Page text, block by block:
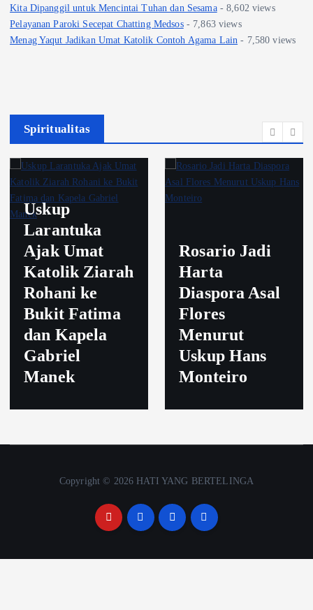
Kita Dipanggil untuk Mencintai Tuhan dan Sesama- 8,602 views
Pelayanan Paroki Secepat Chatting Medsos- 7,863 views
Menag Yaqut Jadikan Umat Katolik Contoh Agama Lain - 7,580 views
Spiritualitas
Uskup
Larantuka
Ajak Umat
Katolik Ziarah
Rohani ke
Bukit Fatima
dan Kapela
Gabriel
Manek
Rosario Jadi
Harta
Diaspora Asal
Flores
Menurut
Uskup Hans
Monteiro
Copyright © 2026 HATI YANG BERTELINGA